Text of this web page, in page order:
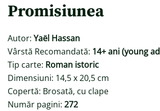
Promisiunea
Autor: Yaёl Hassan
Vârstă Recomandată: 14+ ani (young
Tip carte: Roman istoric
Dimensiuni: 14,5 x 20,5 cm
Copertă: Brosată, cu clape
Număr pagini: 272